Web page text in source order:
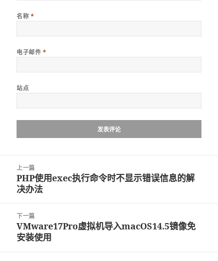
名称 *
电子邮件 *
站点
上一篇
上
篇
章：
PHP使用exec执行命令时不显示错误信息的解
决办法
下一篇
下
篇
VMware17Pro虚拟机导入macOS14.5镜像免
安装使用